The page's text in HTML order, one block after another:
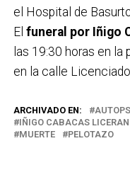
el Hospital de
El funeral por Iñigo
las 19:30 horas en la
en la calle Licenciado
ARCHIVADO EN:
IÑIGO CABACAS
MUERTE
PELOTAZO